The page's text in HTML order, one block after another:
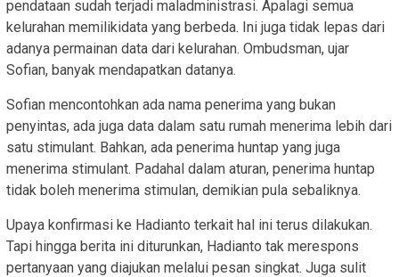
pendataan sudah terjadi maladministrasi. Apalagi semua
kelurahan memilikidata yang berbeda. Ini juga tidak lepas dari
adanya permainan data dari kelurahan. Ombudsman, ujar
Sofian, banyak mendapatkan datanya.
Sofian mencontohkan ada nama penerima yang bukan
penyintas, ada juga data dalam satu rumah menerima lebih dari
satu stimulant. Bahkan, ada penerima huntap yang juga
menerima stimulant. Padahal dalam aturan, penerima huntap
tidak boleh menerima stimulan, demikian pula sebaliknya.
Upaya konfirmasi ke Hadianto terkait hal ini terus dilakukan.
Tapi hingga berita ini diturunkan, Hadianto tak merespons
pertanyaan yang diajukan melalui pesan singkat. Juga sulit